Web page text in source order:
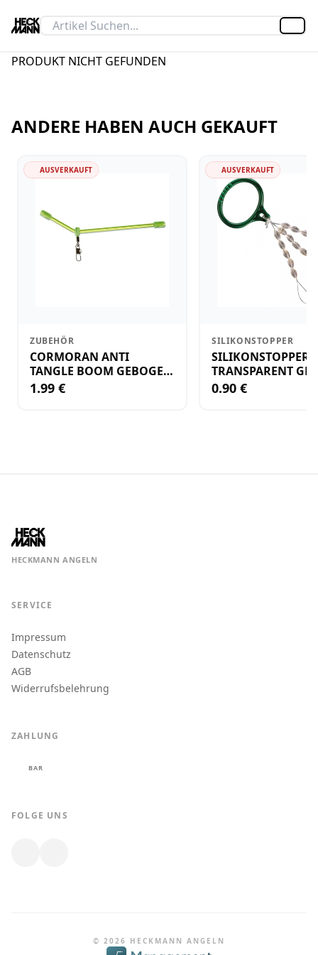
PRODUKT NICHT GEFUNDEN
ANDERE HABEN AUCH GEKAUFT
AUSVERKAUFT
ZUBEHÖR
CORMORAN ANTI
TANGLE BOOM GEBOGEN
12CM M.WIRBEL(PLASTIK)
1.99 €
AUSVERKAUFT
SILIKONSTOPPER
SILIKONSTOPPER
TRANSPARENT
KLEIN
0.90 €
HECKMANN ANGELN
SERVICE
Impressum
Datenschutz
AGB
Widerrufsbelehrung
ZAHLUNG
BAR
FOLGE UNS
© 2026 HECKMANN ANGELN